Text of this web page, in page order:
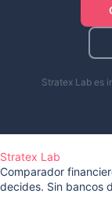
Stratex Lab es
Stratex Lab
Comparador
decides. Sin bancos